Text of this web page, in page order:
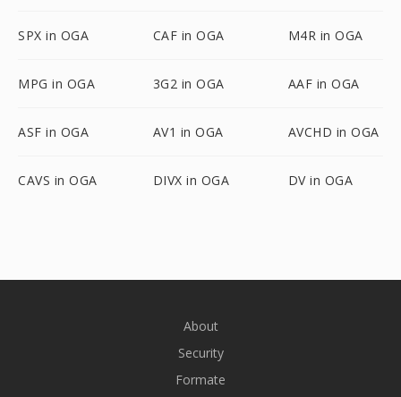
SPX in OGA CAF in OGA M4R in OGA
MPG in OGA 3G2 in OGA AAF in OGA
ASF in OGA AV1 in OGA AVCHD in OGA
CAVS in OGA DIVX in OGA DV in OGA
About
Security
Formate